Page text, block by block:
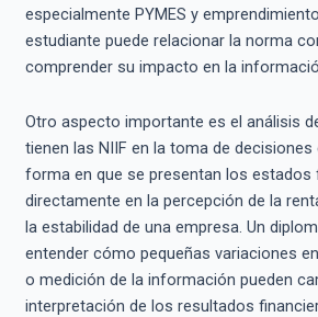
especialmente PYMES y
estudiante puede relacionar la norma
comprender su impacto en la
Otro aspecto importante es el análisis
tienen las NIIF en la toma de decisiones
forma en que se presentan los estados
directamente en la percepción de la
la estabilidad de una empresa. Un
entender cómo pequeñas variaciones
o medición de la información pueden
interpretación de los resultados